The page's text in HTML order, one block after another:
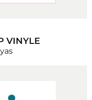
VINYLE